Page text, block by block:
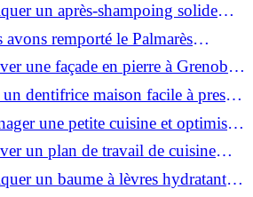
un après-shampoing solide
? remporté le Palmarès
: les coulisses du projet primé
une façade en pierre à Grenoble
et conseils
dentifrice maison facile à presser
une petite cuisine et optimiser
carré ?
un plan de travail de cuisine
étape par étape
un baume à lèvres hydratant et